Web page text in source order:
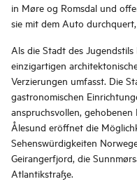
in Møre og Romsdal und
sie mit dem Auto
Als die Stadt des
einzigartigen
Verzierungen umfasst. Die
gastronomischen
anspruchsvollen,
Ålesund eröffnet die
Sehenswürdigkeiten
Geirangerfjord, die
Atlantikstraße.